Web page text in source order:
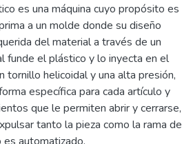
es una máquina cuyo propósito es
a un molde donde su diseño
del material a través de un
funde el plástico y lo inyecta en el
tornillo helicoidal y una alta presión,
específica para cada artículo y
que le permiten abrir y cerrarse,
tanto la pieza como la rama de